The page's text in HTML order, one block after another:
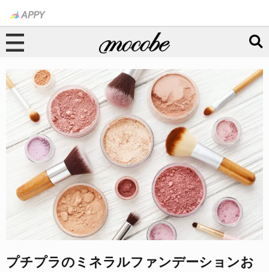
プチプラのミネラルファンデーションお